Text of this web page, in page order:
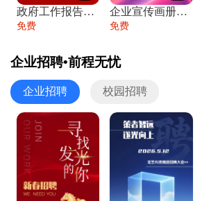
政府工作报告政府年终工作总结
免费
企业宣传画册公司简介产品介绍业务宣传手册
免费
企业招聘•前程无忧
企业招聘 校园招聘